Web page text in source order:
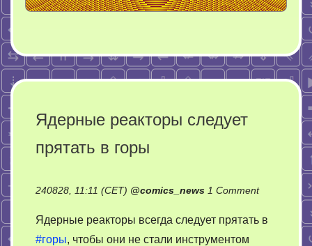
Ядерные реакторы следует
прятать в горы
240828, 11:11 (CET) @comics_news 1 Commenton
реакторы
Ядерные реакторы всегда следует прятать в
#горы, чтобы они не стали инструментом